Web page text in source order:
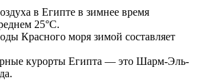
в Египте в зимнее время
25°С.
Красного моря зимой составляет
курорты Египта — это Шарм-Эль-